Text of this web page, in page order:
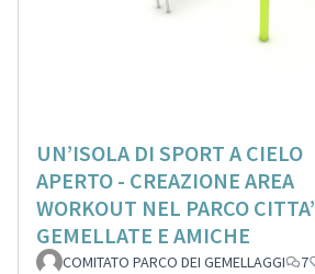
UN’ISOLA DI SPORT A CIELO
APERTO - CREAZIONE AREA
WORKOUT NEL PARCO CITTA’
GEMELLATE E AMICHE
COMITATO PARCO DEI GEMELLAGGI 7